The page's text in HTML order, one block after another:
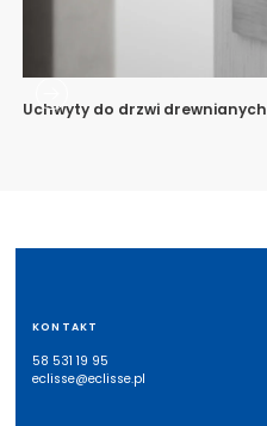
Uchwyty do drzwi drewnianych
KONTAKT
58 531 19 95
eclisse@eclisse.pl